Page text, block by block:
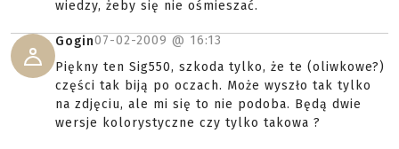
wiedzy, żeby się nie ośmieszać.
Gogin07-02-2009 @ 16:13
Piękny ten Sig550, szkoda tylko, że te (oliwkowe?)
części tak biją po oczach. Może wyszło tak tylko
na zdjęciu, ale mi się to nie podoba. Będą dwie
wersje kolorystyczne czy tylko takowa ?